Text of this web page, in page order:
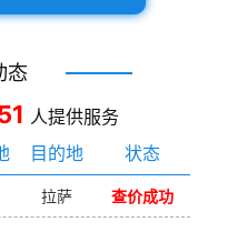
态
人提供服务
目的地 状态
拉萨 查价成功